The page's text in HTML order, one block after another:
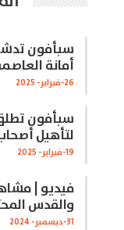
سبأفون
أمانة
26-فبراير- 2025
سبأفون
لتأهيل
19-فبراير- 2025
فيديو |
والقدس
31-ديسمبر- 2024